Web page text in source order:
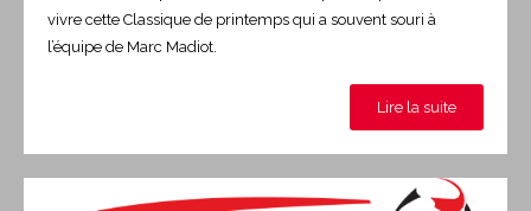
vivre cette Classique de printemps qui a souvent souri à
l’équipe de Marc Madiot.
Lire la suite